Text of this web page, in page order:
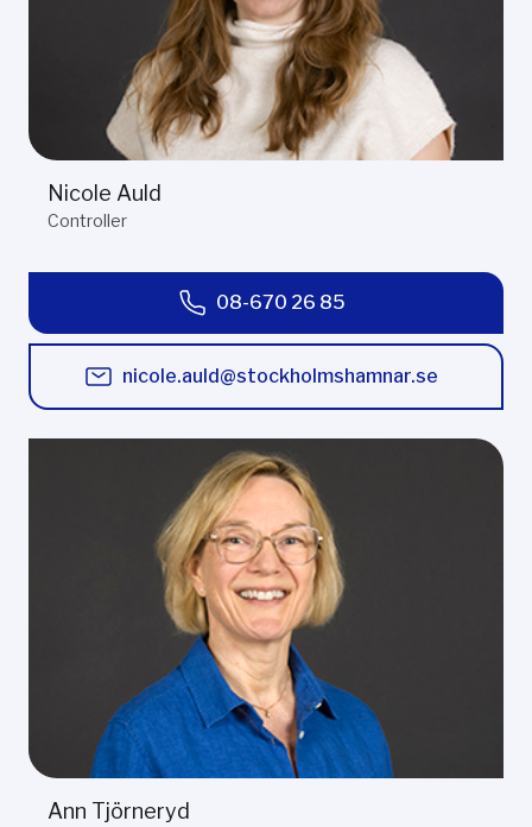
Nicole Auld
Controller
08-670 26 85
nicole.auld@stockholmshamnar.se
Ann Tjörneryd